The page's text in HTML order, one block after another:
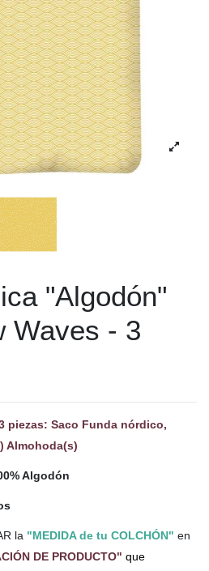
"Algodón"
Waves - 3
piezas: Saco Funda nórdico,
Almohoda(s)
Algodón
la "MEDIDA de tu COLCHÓN" en
DE PRODUCTO" que